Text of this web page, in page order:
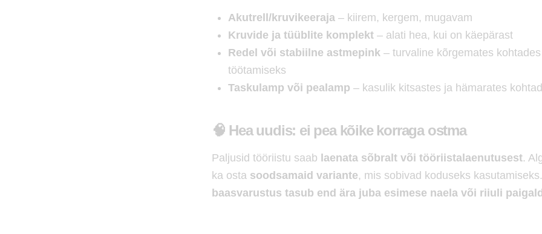
Akutrell/kruvikeeraja– kiirem, kergem, mugavam
Kruvide ja tüüblite komplekt– alati hea, kui on käepärast
Redel või stabiilne astmepink– turvaline kõrgemates kohtades
töötamiseks
Taskulamp või pealamp – kasulik kitsastes ja hämarates
🧠 Hea uudis: ei pea kõike korraga ostma
Paljusid tööriistu saab laenata sõbralt või tööriistalaenutusest.
ka osta soodsamaid variante, mis sobivad koduseks
baasvarustus tasub end ära juba esimese naela või riiuli